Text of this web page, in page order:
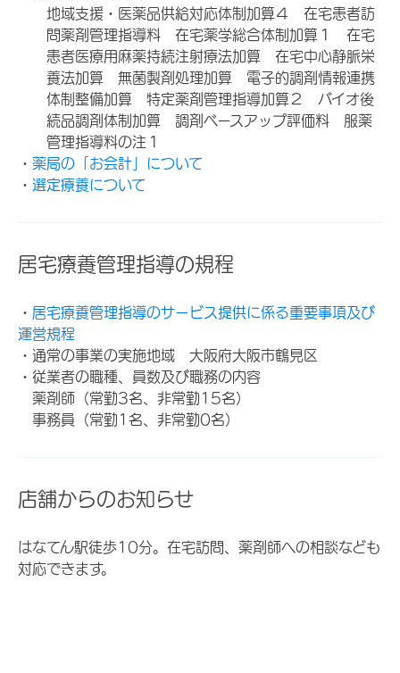
地域支援・医薬品供給対応体制加算４ 在宅患者訪
問薬剤管理指導料 在宅薬学総合体制加算１ 在宅
患者医療用麻薬持続注射療法加算 在宅中心静脈栄
養法加算 無菌製剤処理加算 電子的調剤情報連携
体制整備加算 特定薬剤管理指導加算２ バイオ後
続品調剤体制加算 調剤ベースアップ評価料 服薬
管理指導料の注１
・ 薬局の「お会計」について
・ 選定療養について
居宅療養管理指導の規程
・ 居宅療養管理指導のサービス提供に係る重要事項及び
運営規程
・通常の事業の実施地域 大阪府大阪市鶴見区
・従業者の職種、員数及び職務の内容
薬剤師（常勤3名、非常勤15名）
事務員（常勤1名、非常勤0名）
店舗からのお知らせ
はなてん駅徒歩10分。在宅訪問、薬剤師への相談なども
対応できます。